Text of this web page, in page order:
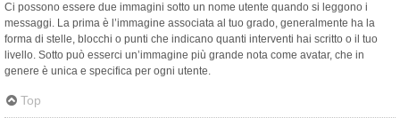
Ci possono essere due immagini sotto un nome utente quando si leggono i
messaggi. La prima è l’immagine associata al tuo grado, generalmente ha la
forma di stelle, blocchi o punti che indicano quanti interventi hai scritto o il tuo
livello. Sotto può esserci un’immagine più grande nota come avatar, che in
genere è unica e specifica per ogni utente.
Top